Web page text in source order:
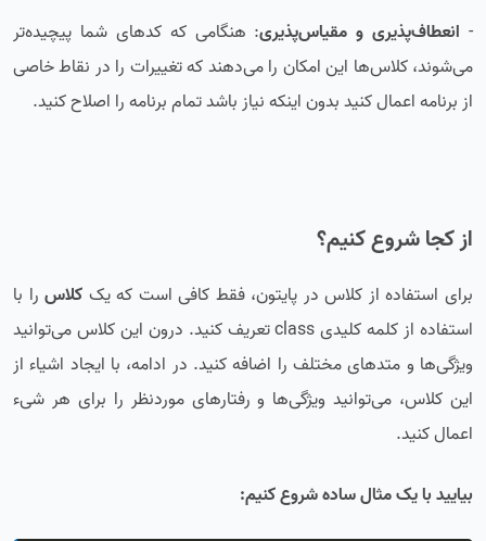
- انعطاف‌پذیری و مقیاس‌پذیری: هنگامی که کدهای شما پیچیده‌تر
می‌شوند، کلاس‌ها این امکان را می‌دهند که تغییرات را در نقاط خاصی
از برنامه اعمال کنید بدون اینکه نیاز باشد تمام برنامه را اصلاح کنید.
از کجا شروع کنیم؟
برای استفاده از کلاس‌ در پایتون، فقط کافی است که یک کلاس را با
استفاده از کلمه کلیدی class تعریف کنید. درون این کلاس می‌توانید
ویژگی‌ها و متدهای مختلف را اضافه کنید. در ادامه، با ایجاد اشیاء از
این کلاس، می‌توانید ویژگی‌ها و رفتارهای موردنظر را برای هر شیء
اعمال کنید.
بیایید با یک مثال ساده شروع کنیم: